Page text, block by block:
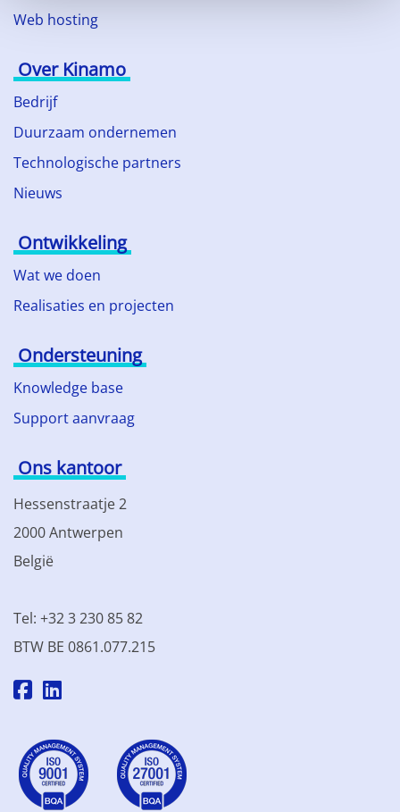
Web hosting
Over Kinamo
Bedrijf
Duurzaam ondernemen
Technologische partners
Nieuws
Ontwikkeling
Wat we doen
Realisaties en projecten
Ondersteuning
Knowledge base
Support aanvraag
Ons kantoor
Hessenstraatje 2
2000 Antwerpen
België
Tel: +32 3 230 85 82
BTW BE 0861.077.215